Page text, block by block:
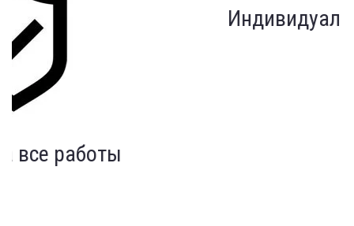
Индивидуальный подход